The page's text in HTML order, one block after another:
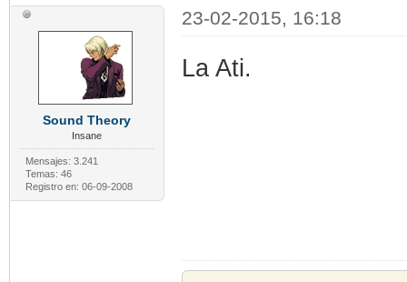
Sound Theory
Insane
Mensajes: 3.241
Temas: 46
Registro en: 06-09-2008
23-02-2015, 16:18
La Ati.